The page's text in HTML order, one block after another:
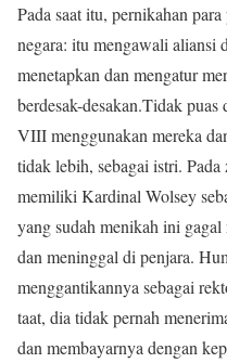
Pada saat itu, pernikahan
negara: itu mengawali aliansi
menetapkan dan mengatur
berdesak-desakan.Tidak
VIII menggunakan mereka
tidak lebih, sebagai istri.
memiliki Kardinal Wolsey
yang sudah menikah ini gagal
dan meninggal di penjara.
menggantikannya sebagai
taat, dia tidak pernah
dan membayarnya dengan